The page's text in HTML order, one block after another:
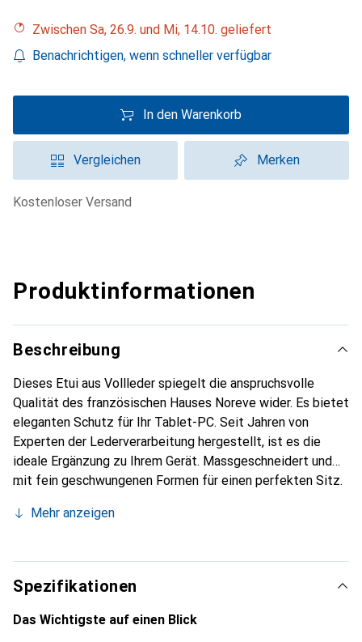
Zwischen Sa, 26.9. und Mi, 14.10. geliefert
Benachrichtigen, wenn schneller verfügbar
In den Warenkorb
Vergleichen Merken
kostenloser Versand
Produktinformationen
Beschreibung
Dieses Etui aus Vollleder spiegelt die anspruchsvolle
Qualität des französischen Hauses Noreve wider. Es bietet
eleganten Schutz für Ihr Tablet-PC. Seit Jahren von
Experten der Lederverarbeitung hergestellt, ist es die
ideale Ergänzung zu Ihrem Gerät. Massgeschneidert und
mit fein geschwungenen Formen für einen perfekten Sitz.
Tablet-PC. Die Marke Noreve ist international für ihre
für den anspruchsvollen Kunden.
Mehr anzeigen
Spezifikationen
Das Wichtigste auf einen Blick